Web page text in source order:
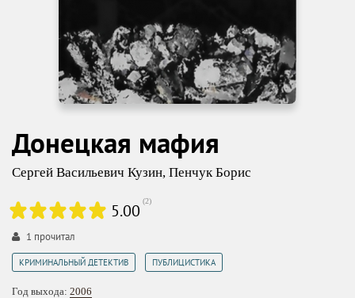
Донецкая мафия
Сергей Васильевич Кузин, Пенчук Борис
5.00 (2)
1 прочитал
КРИМИНАЛЬНЫЙ ДЕТЕКТИВ ПУБЛИЦИСТИКА
Год выхода: 2006